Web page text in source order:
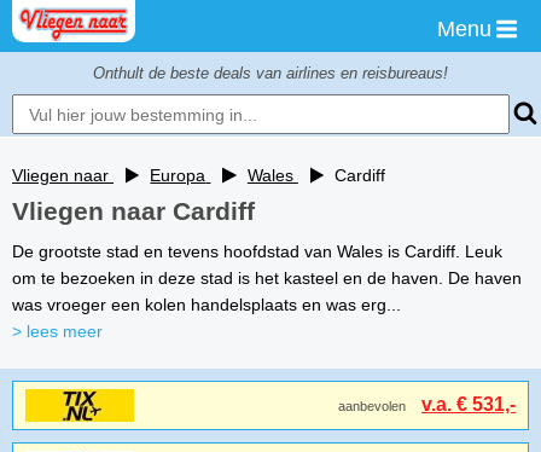
Menu
Onthult de beste deals van airlines en reisbureaus!
Vliegen naar Europa Wales Cardiff
Vliegen naar Cardiff
De grootste stad en tevens hoofdstad van Wales is Cardiff. Leuk
om te bezoeken in deze stad is het kasteel en de haven. De haven
was vroeger een kolen handelsplaats en was erg...
> lees meer
aanbevolen v.a. € 531,-